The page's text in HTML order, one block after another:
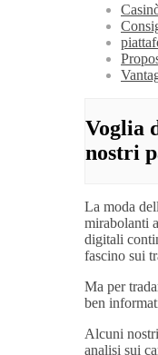
Voglia
nostri
La moda
mirabolanti
digitali
fascino sui
Ma per
ben
Alcuni
analisi sui